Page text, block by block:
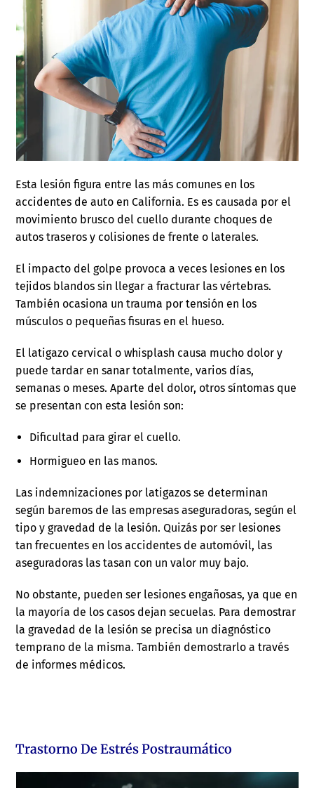
Esta lesión figura entre las más comunes en los
accidentes de auto en California. Es es causada por el
movimiento brusco del cuello durante choques de
autos traseros y colisiones de frente o laterales.
El impacto del golpe provoca a veces lesiones en los
tejidos blandos sin llegar a fracturar las vértebras.
También ocasiona un trauma por tensión en los
músculos o pequeñas fisuras en el hueso.
El latigazo cervical o whisplash causa mucho dolor y
puede tardar en sanar totalmente, varios días,
semanas o meses. Aparte del dolor, otros síntomas que
se presentan con esta lesión son:
Dificultad para girar el cuello.
Hormigueo en las manos.
Las indemnizaciones por latigazos se determinan
según baremos de las empresas aseguradoras, según el
tipo y gravedad de la lesión. Quizás por ser lesiones
tan frecuentes en los accidentes de automóvil, las
aseguradoras las tasan con un valor muy bajo.
No obstante, pueden ser lesiones engañosas, ya que en
la mayoría de los casos dejan secuelas. Para demostrar
la gravedad de la lesión se precisa un diagnóstico
temprano de la misma. También demostrarlo a través
de informes médicos.
Trastorno De Estrés Postraumático